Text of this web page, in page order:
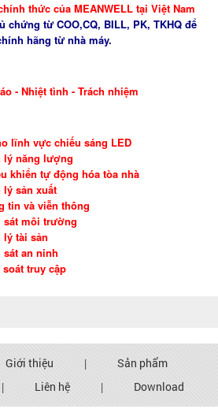
thức của MEANWELL tại Việt Nam
chứng từ COO,CQ, BILL, PK, TKHQ để
hãng từ nhà máy.
- Nhiệt tình - Trách nhiệm
lĩnh vực chiếu sáng LED
lý năng lượng
khiển tự động hóa tòa nhà
lý sản xuất
tin và viễn thông
sát môi trường
lý tài sản
sát an ninh
truy cập
Giới thiệu |
Sản phẩm
| Liên hệ | Download